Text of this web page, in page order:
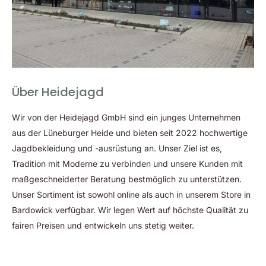
Darüber hinaus ist das Leder besonders pflegeleicht und kann
einfach mit einem feuchten Tuch gereinigt werden. Die
Gerbung des Leders wird aus den Blättern abgeernteter
Olivenbäume hergestellt. Dadurch wurde das Leder mit dem
Siegel„Dermatest“, dem Ledersiegel„Gold Rated“und dem
Siegel
„cradle to cradle“
Rundgenähte Form für besondere Stabilität
Die runde, genähte Form der AKAH Olivenleder Umhängeleine
sorgt für eine hohe Stabilität und verhindert ein Verdrehen der
Leine. Dadurch liegt sie immer angenehm in der Hand und
ermöglicht eine sichere Führung des Hundes. Die vernähte
Schlaufe am Ende der Leine erleichtert zudem das Anbringen
von Karabinern oder Haken.
Über Heidejagd
Wir von der Heidejagd GmbH sind ein junges Unternehmen
aus der Lüneburger Heide und bieten seit 2022 hochwertige
Jagdbekleidung und -ausrüstung an. Unser Ziel ist es,
Tradition mit Moderne zu verbinden und unsere Kunden mit
maßgeschneiderter Beratung bestmöglich zu unterstützen.
Unser Sortiment ist sowohl online als auch in unserem Store in
Bardowick verfügbar. Wir legen Wert auf höchste Qualität zu
fairen Preisen und entwickeln uns stetig weiter.